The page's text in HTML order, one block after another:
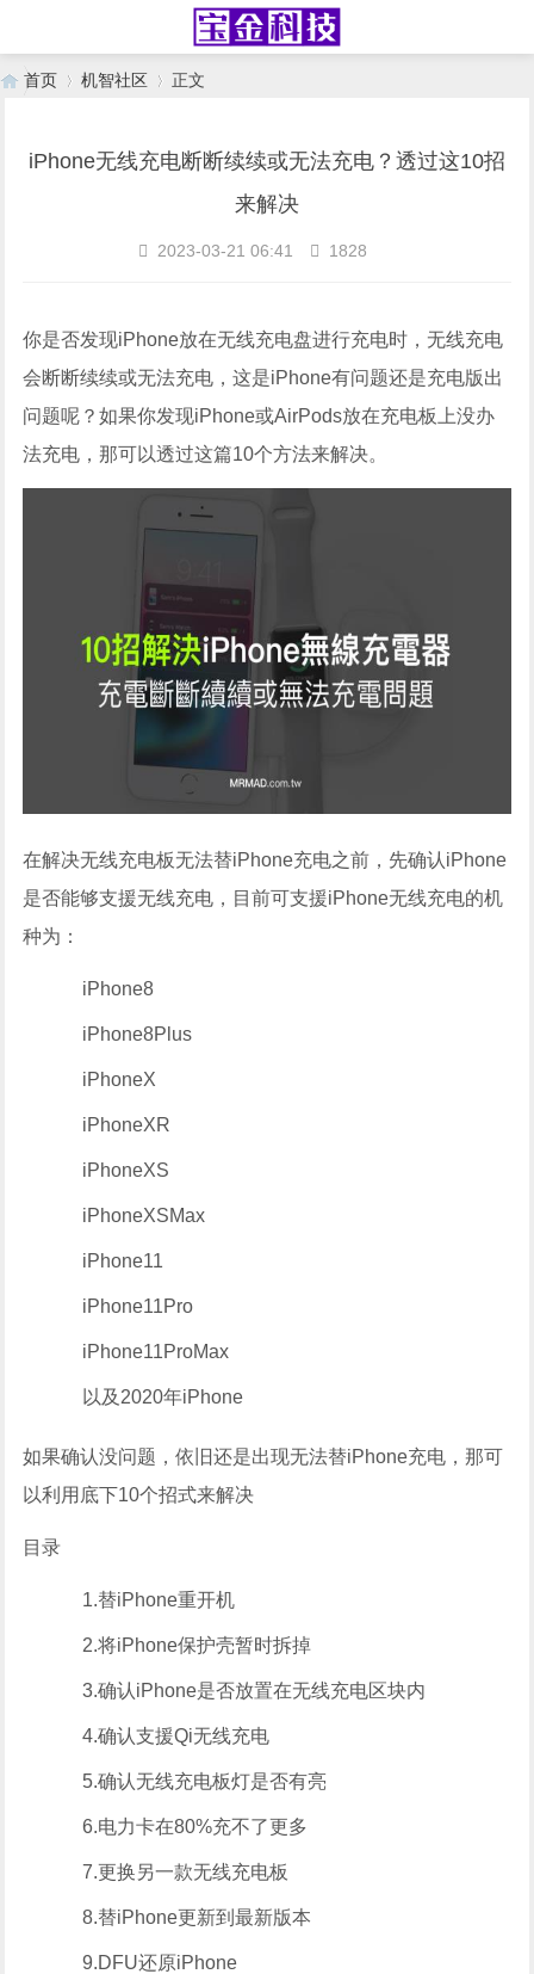
首页 机智社区 正文
iPhone无线充电断断续续或无法充电？透过这10招
来解决
2023-03-21 06:41 1828
你是否发现iPhone放在无线充电盘进行充电时，无线充电
会断断续续或无法充电，这是iPhone有问题还是充电版出
问题呢？如果你发现iPhone或AirPods放在充电板上没办
法充电，那可以透过这篇10个方法来解决。
在解决无线充电板无法替iPhone充电之前，先确认iPhone
是否能够支援无线充电，目前可支援iPhone无线充电的机
种为：
iPhone8
iPhone8Plus
iPhoneX
iPhoneXR
iPhoneXS
iPhoneXSMax
iPhone11
iPhone11Pro
iPhone11ProMax
以及2020年iPhone
如果确认没问题，依旧还是出现无法替iPhone充电，那可
以利用底下10个招式来解决
目录
1.替iPhone重开机
2.将iPhone保护壳暂时拆掉
3.确认iPhone是否放置在无线充电区块内
4.确认支援Qi无线充电
5.确认无线充电板灯是否有亮
6.电力卡在80%充不了更多
7.更换另一款无线充电板
8.替iPhone更新到最新版本
9.DFU还原iPhone